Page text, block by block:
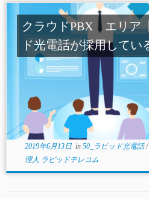
クラウドPBX エリア
ド光電話が採用してい
2019年6月13日in 50_ラピッド光電話/
理人 ラピッドテレコム